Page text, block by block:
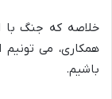
خلاصه که جنگ با
همکاری، می
باشیم.